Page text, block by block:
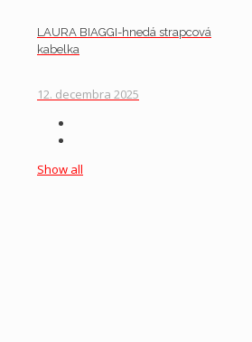
LAURA BIAGGI-hnedá strapcová
kabelka
12. decembra 2025
Show all